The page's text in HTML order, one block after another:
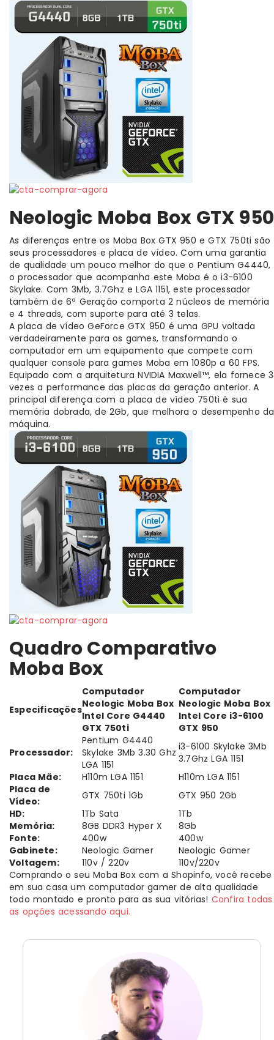
Neologic Moba Box GTX 950
As diferenças entre os Moba Box GTX 950 e GTX 750ti são
seus processadores e placa de vídeo. Com uma garantia
de qualidade um pouco melhor do que o Pentium G4440,
o processador que acompanha este Moba é o i3-6100
Skylake. Com 3Mb, 3.7Ghz e LGA 1151, este processador
também de 6ª Geração comporta 2 núcleos de memória
e 4 threads, com suporte para até 3 telas.
A placa de vídeo GeForce GTX 950 é uma GPU voltada
verdadeiramente para os games, transformando o
computador em um equipamento que compete com
qualquer console para games Moba em 1080p a 60 FPS.
Equipado com a arquitetura NVIDIA Maxwell™, ela fornece 3
vezes a performance das placas da geração anterior. A
principal diferença com a placa de vídeo 750ti é sua
memória dobrada, de 2Gb, que melhora o desempenho da
máquina.
Quadro Comparativo
Moba Box
Especificações
Computador
Neologic Moba Box
Intel Core G4440
GTX 750ti
Computador
Neologic Moba Box
Intel Core i3-6100
GTX 950
Processador:
Pentium G4440
Skylake 3Mb 3.30 Ghz
LGA 1151
i3-6100 Skylake 3Mb
3.7Ghz LGA 1151
Placa Mãe:
H110m LGA 1151
H110m LGA 1151
Placa de
Vídeo:
GTX 750ti 1Gb
GTX 950 2Gb
HD:
1Tb Sata
1Tb
Memória:
8GB DDR3 Hyper X
8Gb
Fonte:
400w
400w
Gabinete:
Neologic Gamer
Neologic Gamer
Voltagem:
110v / 220v
110v/220v
Comprando o seu Moba Box com a Shopinfo, você recebe
em sua casa um computador gamer de alta qualidade
todo montado e pronto para as sua vitórias! Confira todas
as opções acessando aqui.